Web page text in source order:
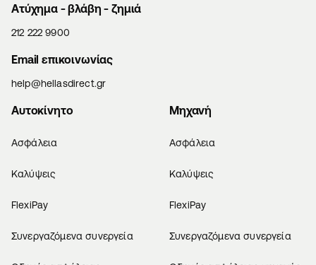
Aτύχημα - βλάβη - ζημιά
212 222 9900
Email επικοινωνίας
help@hellasdirect.gr
Αυτοκίνητο
Ασφάλεια
Καλύψεις
FlexiPay
Συνεργαζόμενα συνεργεία
Μηχανή
Ασφάλεια
Καλύψεις
FlexiPay
Συνεργαζόμενα συνεργεία